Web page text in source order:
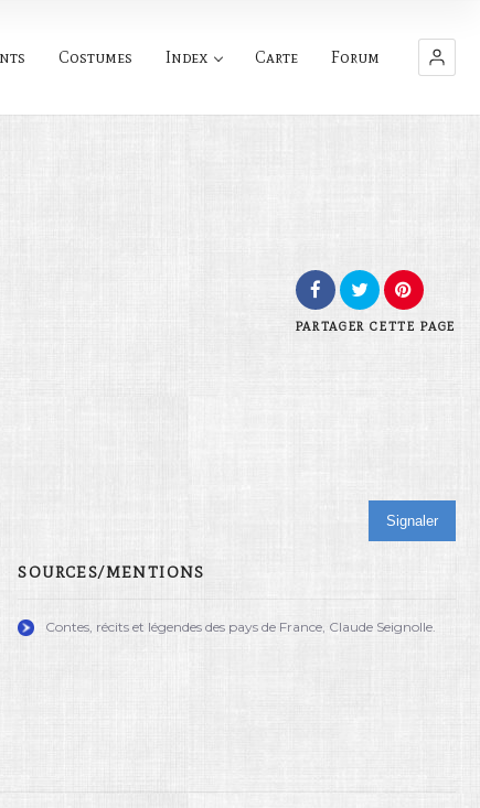
Costumes Index Carte Forum
PARTAGER CETTE PAGE
Signaler
SOURCES/MENTIONS
Contes, récits et légendes des pays de France, Claude Seignolle.